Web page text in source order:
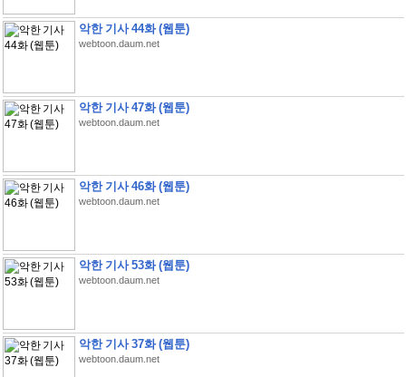
악한 기사 44화 (웹툰)
webtoon.daum.net
악한 기사 47화 (웹툰)
webtoon.daum.net
악한 기사 46화 (웹툰)
webtoon.daum.net
악한 기사 53화 (웹툰)
webtoon.daum.net
악한 기사 37화 (웹툰)
webtoon.daum.net